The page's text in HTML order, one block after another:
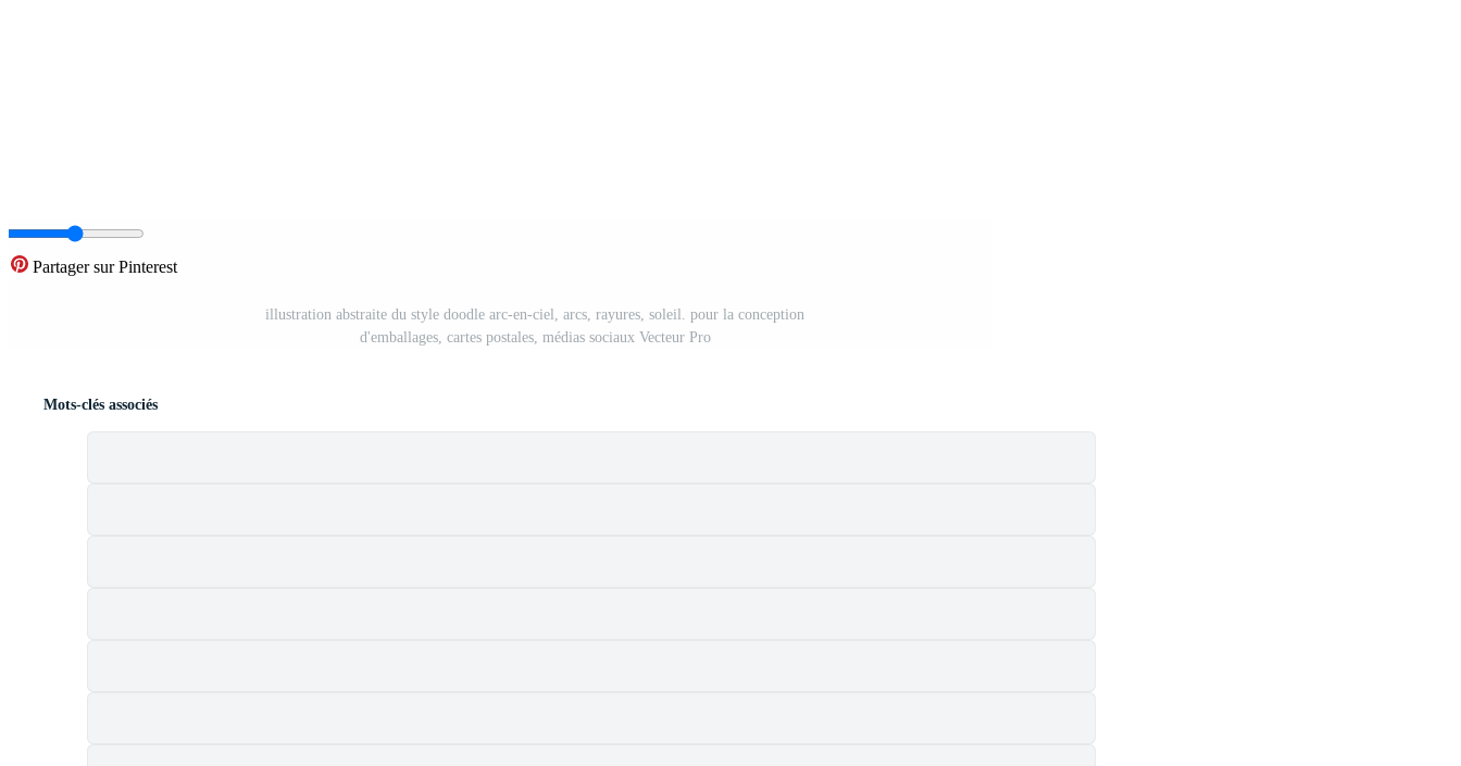
Partager sur Pinterest
illustration abstraite du style doodle arc-en-ciel, arcs, rayures, soleil. pour la conception
d'emballages, cartes postales, médias sociaux Vecteur Pro
Mots-clés associés